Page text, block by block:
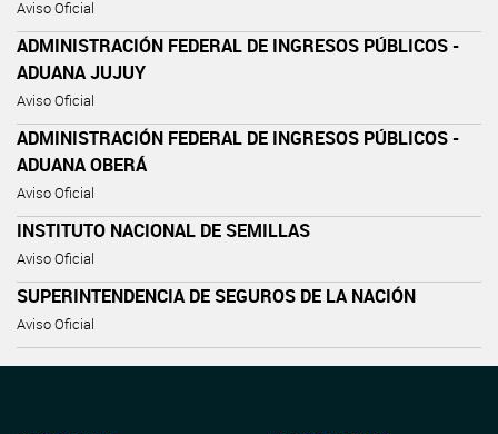
Aviso Oficial
ADMINISTRACIÓN FEDERAL DE INGRESOS PÚBLICOS -
ADUANA JUJUY
Aviso Oficial
ADMINISTRACIÓN FEDERAL DE INGRESOS PÚBLICOS -
ADUANA OBERÁ
Aviso Oficial
INSTITUTO NACIONAL DE SEMILLAS
Aviso Oficial
SUPERINTENDENCIA DE SEGUROS DE LA NACIÓN
Aviso Oficial